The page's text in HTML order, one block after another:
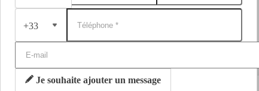
+33
Je souhaite ajouter un message